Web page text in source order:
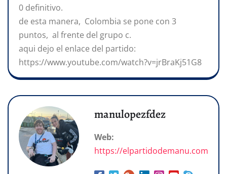
0 definitivo.
de esta manera, Colombia se pone con 3
puntos, al frente del grupo c.
aqui dejo el enlace del partido:
https://www.youtube.com/watch?v=jrBraKj51G8
manulopezfdez
Web:
https://elpartidodemanu.com